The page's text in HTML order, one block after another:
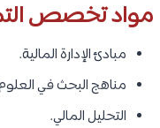
مواد تخصص
مبادئ الإدارة المالية.
مناهج البحث في العلوم
التحليل المالي.